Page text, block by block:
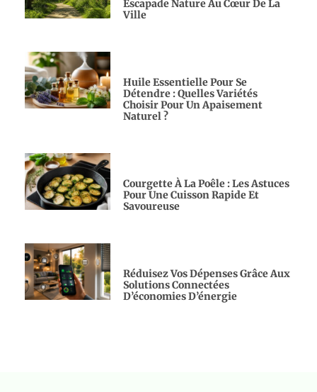
Escapade Nature Au Cœur De La
Ville
Huile Essentielle Pour Se
Détendre : Quelles Variétés
Choisir Pour Un Apaisement
Naturel ?
Courgette À La Poêle : Les Astuces
Pour Une Cuisson Rapide Et
Savoureuse
Réduisez Vos Dépenses Grâce Aux
Solutions Connectées
D’économies D’énergie